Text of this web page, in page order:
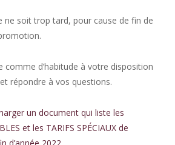
ne soit trop tard, pour cause de fin de
comme d’habitude à votre disposition
répondre à vos questions.
un document qui liste les
et les TARIFS SPÉCIAUX de
d’année 2022.